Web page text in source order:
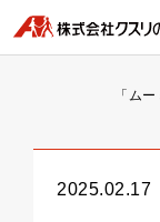
「ム
2025.02.17